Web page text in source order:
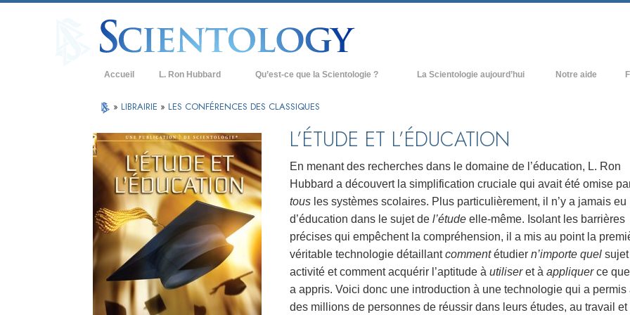
Accueil L. Ron Hubbard Qu’est-ce que la Scientologie ?
Croyances et pratiques
Credos et Codes de Scientologie
Les scientologues et la Scientologie
Rencontrez un scientologue
À l’intérieur d’une église
Les principes de base de la Scientologie
La Dianétique : Une introduction
Amour et haine –
Qu’est-ce que la grandeur ?
La Scientologie aujourd’hui
Nouvelles Églises de Scientologie
Base à terre de Flag
Freewinds
Apporter la Scientologie au monde
entier
David Miscavige - Chef ecclésiastique
de la Scientologie
Notre aide
À
» LIBRAIRIE » LES CONFÉRENCES DES CLASSIQUES
L’ÉTUDE ET L’ÉDUCATION
En menant des recherches dans le domaine de l’éducation, L. Ron
Hubbard a découvert la simplification cruciale qui avait été omise
tous les systèmes scolaires. Plus particulièrement, il n’y a jamais eu
d’éducation dans le sujet de l’étude elle-même. Isolant les barrières
précises qui empêchent la compréhension, il a mis au point la
véritable technologie détaillantcommentétudier n’importe quel
activité et comment acquérir l’aptitude à utiliseret à appliquerce que
a appris. Voici donc une introduction à une technologie qui a permis
des millions de personnes de réussir dans leurs études, au travail et